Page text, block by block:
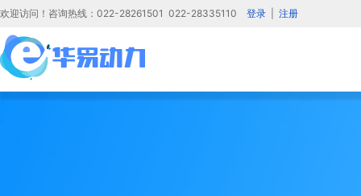
欢迎访问！咨询热线：022-28261501 022-28335110 登录 注册